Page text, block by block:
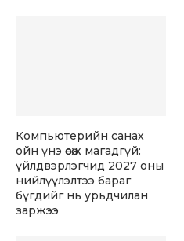
Компьютерийн санах
ойн үнэ өсөж магадгүй:
үйлдвэрлэгчид 2027 оны
нийлүүлэлтээ бараг
бүгдийг нь урьдчилан
заржээ